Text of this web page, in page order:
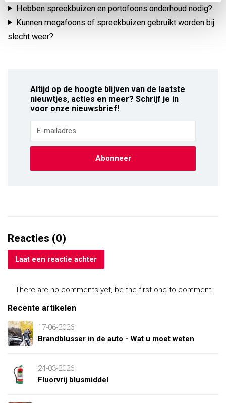
Hebben spreekbuizen en portofoons onderhoud nodig?
Kunnen megafoons of spreekbuizen gebruikt worden bij
slecht weer?
Altijd op de hoogte blijven van de laatste
nieuwtjes, acties en meer? Schrijf je in
voor onze nieuwsbrief!
Abonneer
Reacties (0)
Laat een reactie achter
There are no comments yet, be the first one to comment
Recente artikelen
17-06-2026
Brandblusser in de auto - Wat u moet weten
24-03-2026
Fluorvrij blusmiddel